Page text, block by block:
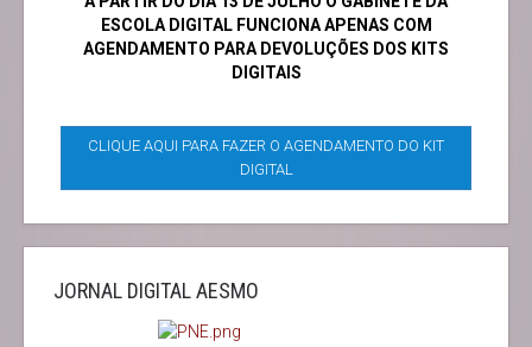
ESCOLA DIGITAL FUNCIONA APENAS COM
AGENDAMENTO PARA DEVOLUÇÕES DOS KITS
DIGITAIS
CLIQUE AQUI PARA FAZER O AGENDAMENTO DO KIT
DIGITAL
JORNAL DIGITAL AESMO